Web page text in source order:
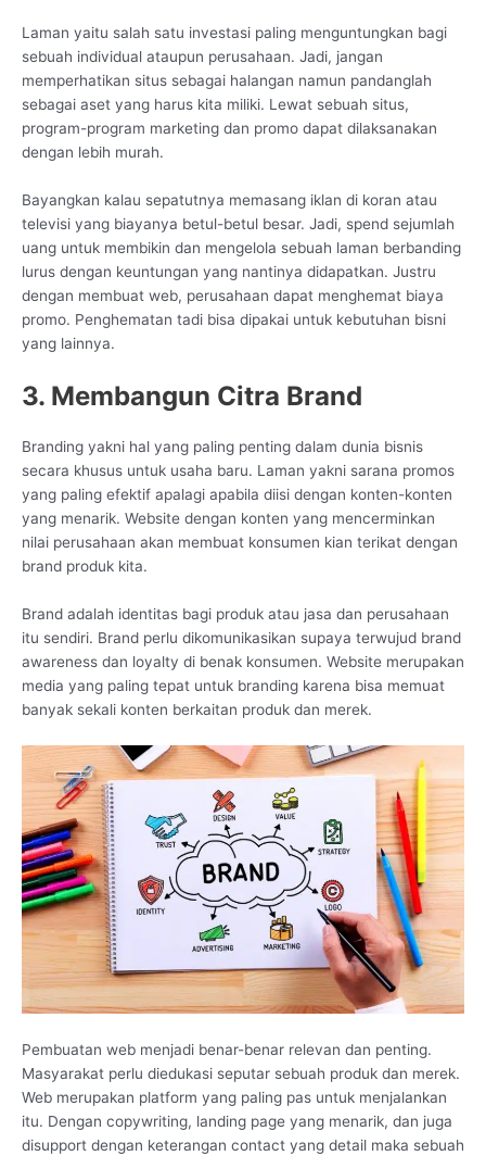
Laman yaitu salah satu investasi paling menguntungkan bagi
sebuah individual ataupun perusahaan. Jadi, jangan
memperhatikan situs sebagai halangan namun pandanglah
sebagai aset yang harus kita miliki. Lewat sebuah situs,
program-program marketing dan promo dapat dilaksanakan
dengan lebih murah.
Bayangkan kalau sepatutnya memasang iklan di koran atau
televisi yang biayanya betul-betul besar. Jadi, spend sejumlah
uang untuk membikin dan mengelola sebuah laman berbanding
lurus dengan keuntungan yang nantinya didapatkan. Justru
dengan membuat web, perusahaan dapat menghemat biaya
promo. Penghematan tadi bisa dipakai untuk kebutuhan bisni
yang lainnya.
3. Membangun Citra Brand
Branding yakni hal yang paling penting dalam dunia bisnis
secara khusus untuk usaha baru. Laman yakni sarana promos
yang paling efektif apalagi apabila diisi dengan konten-konten
yang menarik. Website dengan konten yang mencerminkan
nilai perusahaan akan membuat konsumen kian terikat dengan
brand produk kita.
Brand adalah identitas bagi produk atau jasa dan perusahaan
itu sendiri. Brand perlu dikomunikasikan supaya terwujud brand
awareness dan loyalty di benak konsumen. Website merupakan
media yang paling tepat untuk branding karena bisa memuat
banyak sekali konten berkaitan produk dan merek.
Pembuatan web menjadi benar-benar relevan dan penting.
Masyarakat perlu diedukasi seputar sebuah produk dan merek.
Web merupakan platform yang paling pas untuk menjalankan
itu. Dengan copywriting, landing page yang menarik, dan juga
disupport dengan keterangan contact yang detail maka sebuah